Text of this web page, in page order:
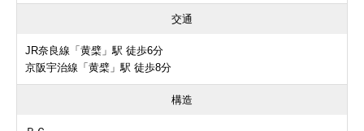
交通
JR奈良線「黄檗」駅 徒歩6分
京阪宇治線「黄檗」駅 徒歩8分
構造